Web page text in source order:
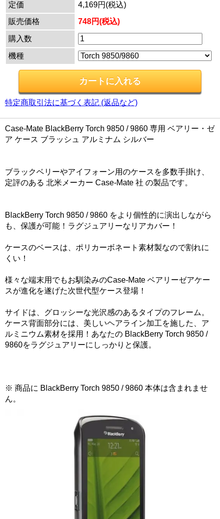
定価
4,169円(税込)
販売価格
748円(税込)
購入数
機種
特定商取引法に基づく表記 (返品など)
Case-Mate BlackBerry Torch 9850 / 9860 専用 ベアリー・ゼ
ア ケース ブラッシュ アルミナム シルバー
ブラックベリーやアイフォーン用のケースを多数手掛け、
定評のある 北米メーカー Case-Mate 社 の製品です。
BlackBerry Torch 9850 / 9860 をより個性的に演出しながら
も、保護が可能！ラグジュアリーなリアカバー！
ケースのベースは、ポリカーボネート素材製なので割れに
くい！
様々な端末用でもお馴染みのCase-Mate ベアリーゼアケー
スが進化を遂げた次世代型ケース登場！
サイドは、グロッシーな光沢感のあるタイプのフレーム。
ケース背面部分には、美しいヘアライン加工を施した、ア
ルミニウム素材を採用！あなたの BlackBerry Torch 9850 /
9860をラグジュアリーにしっかりと保護。
※ 商品に BlackBerry Torch 9850 / 9860 本体は含まれませ
ん。